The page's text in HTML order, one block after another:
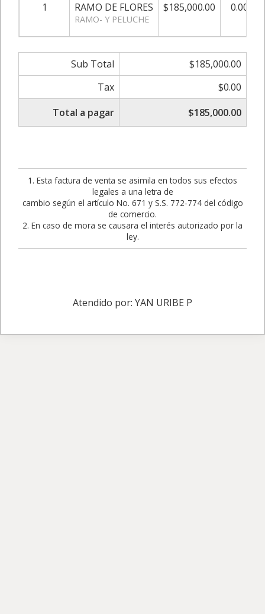
1
RAMO DE FLORES
RAMO- Y PELUCHE
$185,000.00 0.00%
Sub Total
$185,000.00
Tax
$0.00
Total a pagar
$185,000.00
1. Esta factura de venta se asimila en todos sus efectos
legales a una letra de
cambio según el artículo No. 671 y S.S. 772-774 del código
de comercio.
2. En caso de mora se causara el interés autorizado por la
ley.
Atendido por: YAN URIBE P